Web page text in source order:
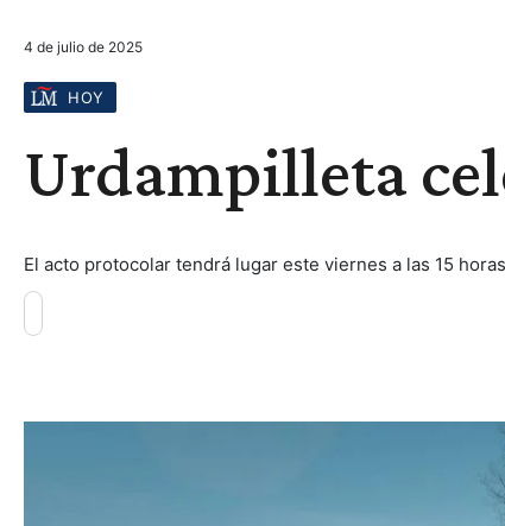
VIRALES ACCIDENTES
4 de julio de 2025
HOY
Urdampilleta
El acto protocolar tendrá lugar este viernes a las 15